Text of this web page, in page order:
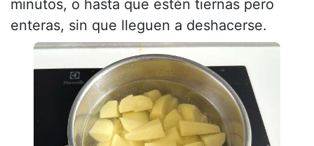
minutos, o hasta que estén tiernas pero
enteras, sin que lleguen a deshacerse.